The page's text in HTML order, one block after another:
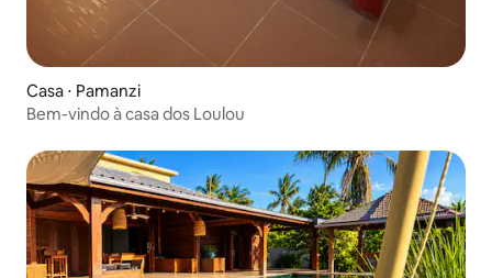
Casa ⋅ Pamanzi
Bem-vindo à casa dos Loulou